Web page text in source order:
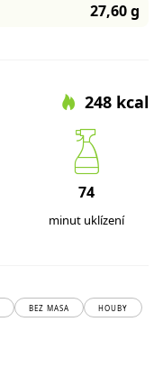
27,60 g
248 kcal
74
minut uklízení
BEZ MASA HOUBY